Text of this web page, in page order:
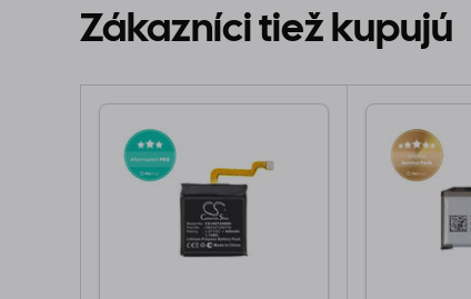
Zákazníci tiež kupujú